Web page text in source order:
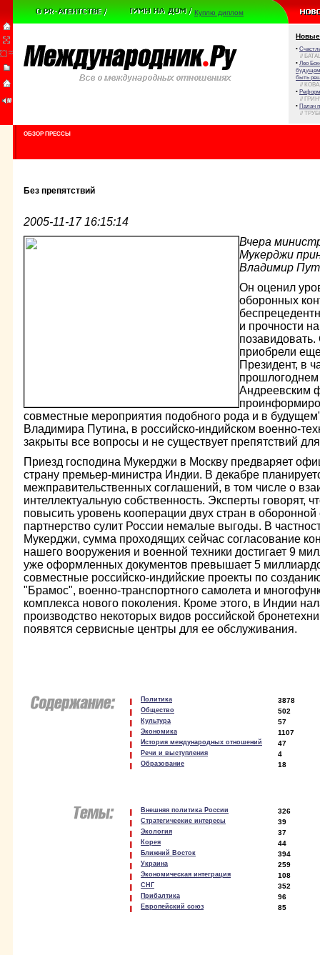
Куплю диплом
Новые
•
//
• Лео
будущем
быть
//
•
//
• Палач
//
ОБЗОР ПРЕССЫ
Без препятствий
2005-11-17 16:15:14
Вчера
Мукерджи
Владимир
Он оценил
оборонных
и прочности
приобрели
Президент, в
прошлогоднем
Андреевским
совместные мероприятия подобного рода и в
Владимира Путина, в российско-индийском военно-
закрыты все вопросы и не существует препятствий
Приезд господина Мукерджи в Москву предваряет
страну премьер-министра Индии. В декабре
межправительственных соглашений, в том числе о
интеллектуальную собственность. Эксперты говорят,
повысить уровень кооперации двух стран в оборонной
партнерство сулит России немалые выгоды. В
Мукерджи, сумма проходящих сейчас согласование
нашего вооружения и военной техники достигает 9
уже оформленных документов превышает 5
совместные российско-индийские проекты по
"Брамос", военно-транспортного самолета и
комплекса нового поколения. Кроме этого, в Индии
производство некоторых видов российской
появятся сервисные центры для ее обслуживания.
Политика 3878
Общество 502
Культура 57
Экономика 1107
История международных отношений 47
Речи и выступления 4
Образование 18
Внешняя политика России 326
Стратегические интересы 39
Экология 37
Корея 44
Ближний Восток 394
Украина 259
Экономическая интеграция 108
СНГ 352
Прибалтика 96
Европейский союз 85